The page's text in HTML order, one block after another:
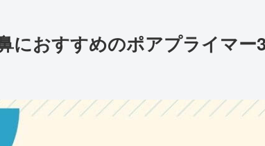
におすすめのポアプライマー